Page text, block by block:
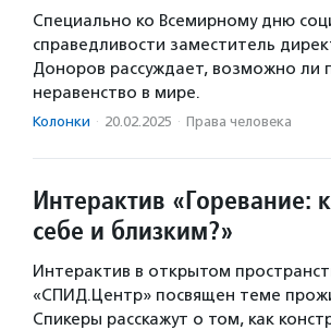
Специально ко Всемирному дню
справедливости заместитель
Доноров рассуждает, возможно ли
неравенство в мире.
Колонки · 20.02.2025 · Права человека
Интерактив «Горевание:
себе и близким?»
Интерактив в открытом
«СПИД.Центр» посвящен теме
Спикеры расскажут о том, как